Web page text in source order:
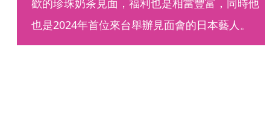
歡的珍珠奶茶見面，福利也是相當豐富，同時他
也是2024年首位來台舉辦見面會的日本藝人。